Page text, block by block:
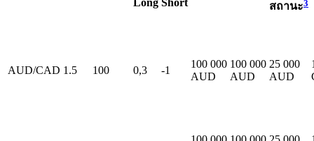
สถานะ3
Long Short
AUD/CAD 1.5 100 0,3 -1
100 000
AUD
100 000
AUD
25 000
AUD